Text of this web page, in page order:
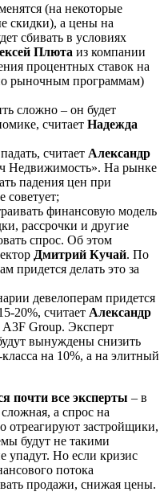
(на некоторые
скидки), а цены на
сбивать в условиях
Плюта из компании
процентных ставок на
рыночным программам)
сложно – он будет
считает Надежда
считает Александр
Недвижимость». На рынке
падения цен при
советует;
финансовую модель
рассрочки и другие
спрос. Об этом
Дмитрий Кучай. По
придется делать это за
девелоперам придется
20%, считает Александр
Group. Эксперт
вынуждены снизить
на 10%, а на элитный
почти все эксперты – в
а спрос на
отреагируют застройщики,
будут не такими
упадут. Но если кризис
потока
продажи, снижая цены.